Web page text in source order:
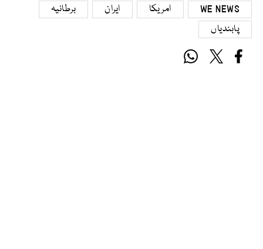
WE NEWS امریکا ایران
برطانیہ
پابندیاں